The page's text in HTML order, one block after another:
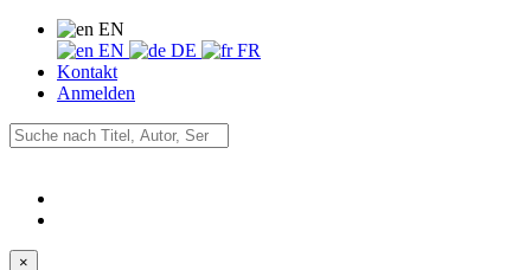
EN
EN
DE
FR
Kontakt
Anmelden
×